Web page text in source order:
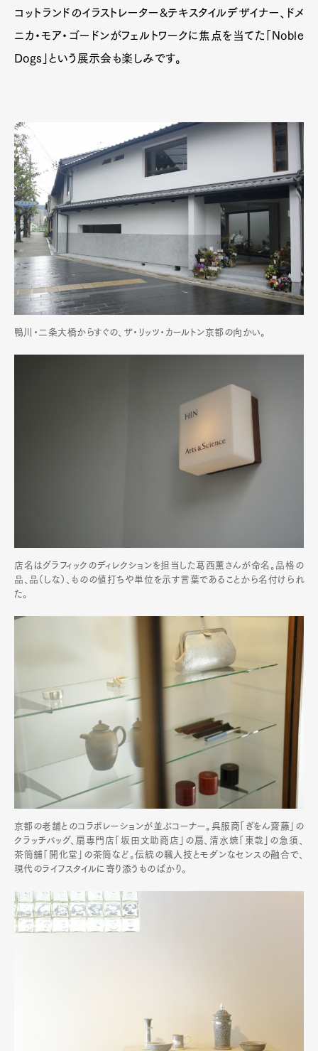
コットランドのイラストレーター&テキスタイルデザイナー、ドメ
ニカ・モア・ゴードンがフェルトワークに焦点を当てた「Noble
Dogs」という展示会も楽しみです。
鴨川・二条大橋からすぐの、ザ・リッツ・カールトン京都の向かい。
店名はグラフィックのディレクションを担当した葛西薫さんが命名。品格の
品、品（しな）、ものの値打ちや単位を示す言葉であることから名付けられ
た。
京都の老舗とのコラボレーションが並ぶコーナー。呉服商「ぎをん齋藤」の
クラッチバッグ、扇専門店「坂田文助商店」の扇、清水焼「東哉」の急須、
茶筒舗「開化堂」の茶筒など。伝統の職人技とモダンなセンスの融合で、
現代のライフスタイルに寄り添うものばかり。